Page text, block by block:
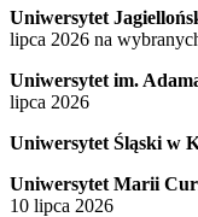
Uniwersytet
lipca 2026 na
Uniwersytet im.
lipca 2026
Uniwersytet Śląski w
Uniwersytet Marii
10 lipca 2026